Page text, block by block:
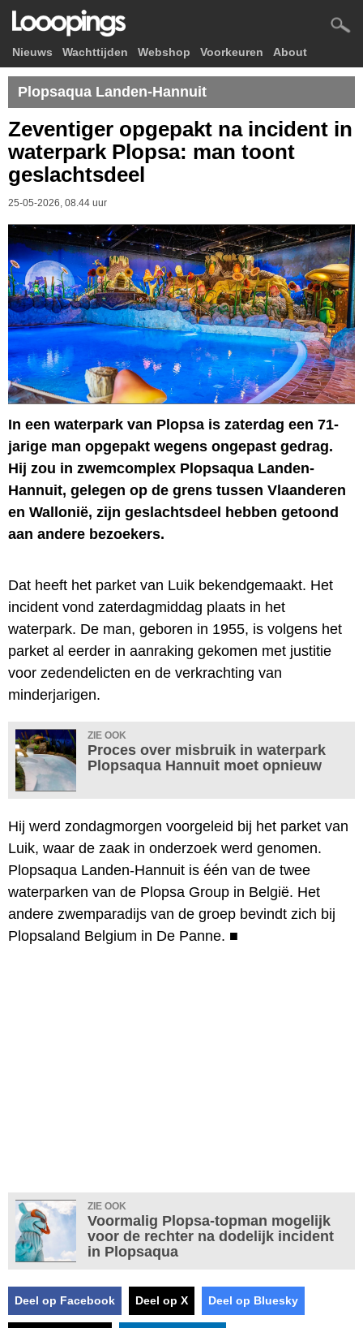
Nieuws Wachttijden Webshop Voorkeuren About
Plopsaqua Landen-Hannuit
Zeventiger opgepakt na incident in
waterpark Plopsa: man toont
geslachtsdeel
25-05-2026, 08.44 uur
In een waterpark van Plopsa is zaterdag een 71-
jarige man opgepakt wegens ongepast gedrag.
Hij zou in zwemcomplex Plopsaqua Landen-
Hannuit, gelegen op de grens tussen Vlaanderen
en Wallonië, zijn geslachtsdeel hebben getoond
aan andere bezoekers.
Dat heeft het parket van Luik bekendgemaakt. Het
incident vond zaterdagmiddag plaats in het
waterpark. De man, geboren in 1955, is volgens het
parket al eerder in aanraking gekomen met justitie
voor zedendelicten en de verkrachting van
minderjarigen.
ZIE OOK
Proces over misbruik in waterpark
Plopsaqua Hannuit moet opnieuw
Hij werd zondagmorgen voorgeleid bij het parket van
Luik, waar de zaak in onderzoek werd genomen.
Plopsaqua Landen-Hannuit is één van de twee
waterparken van de Plopsa Group in België. Het
andere zwemparadijs van de groep bevindt zich bij
Plopsaland Belgium in De Panne. ■
ZIE OOK
Voormalig Plopsa-topman mogelijk
voor de rechter na dodelijk incident
in Plopsaqua
Deel op Facebook Deel op X Deel op Bluesky